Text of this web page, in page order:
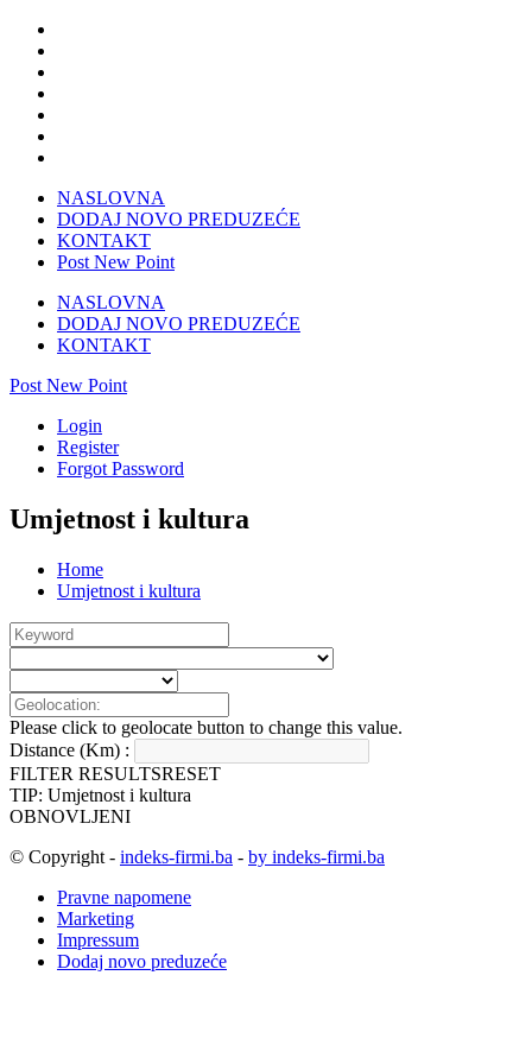
NASLOVNA
DODAJ NOVO PREDUZEĆE
KONTAKT
Post New Point
NASLOVNA
DODAJ NOVO PREDUZEĆE
KONTAKT
Post New Point
Login
Register
Forgot Password
Umjetnost i kultura
Home
Umjetnost i kultura
Please click to geolocate button to change this value.
Distance (Km) :
FILTER RESULTSRESET
TIP: Umjetnost i kultura
OBNOVLJENI
© Copyright - indeks-firmi.ba - by indeks-firmi.ba
Pravne napomene
Marketing
Impressum
Dodaj novo preduzeće